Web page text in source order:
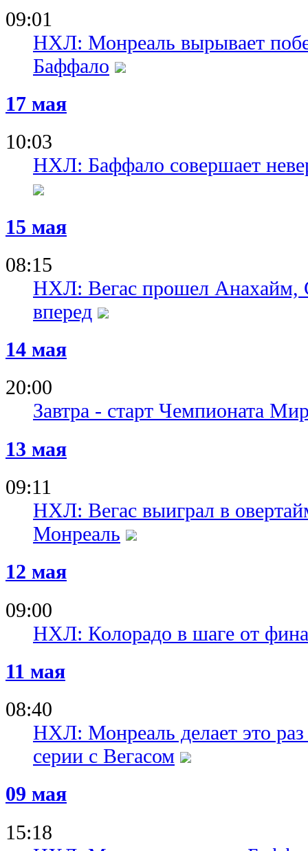
09:01
НХЛ: Монреаль вырывает
Баффало
17 мая
10:03
НХЛ: Баффало совершает
15 мая
08:15
НХЛ: Вегас прошел Анахайм,
вперед
14 мая
20:00
Завтра - старт Чемпионата
13 мая
09:11
НХЛ: Вегас выиграл в
Монреаль
12 мая
09:00
НХЛ: Колорадо в шаге от
11 мая
08:40
НХЛ: Монреаль делает это раз
серии с Вегасом
09 мая
15:18